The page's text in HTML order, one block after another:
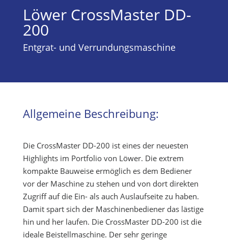
Löwer CrossMaster DD-
200
Entgrat- und Verrundungsmaschine
Allgemeine Beschreibung:
Die CrossMaster DD-200 ist eines der neuesten
Highlights im Portfolio von Löwer. Die extrem
kompakte Bauweise ermöglich es dem Bediener
vor der Maschine zu stehen und von dort direkten
Zugriff auf die Ein- als auch Auslaufseite zu haben.
Damit spart sich der Maschinenbediener das lästige
hin und her laufen. Die CrossMaster DD-200 ist die
ideale Beistellmaschine. Der sehr geringe